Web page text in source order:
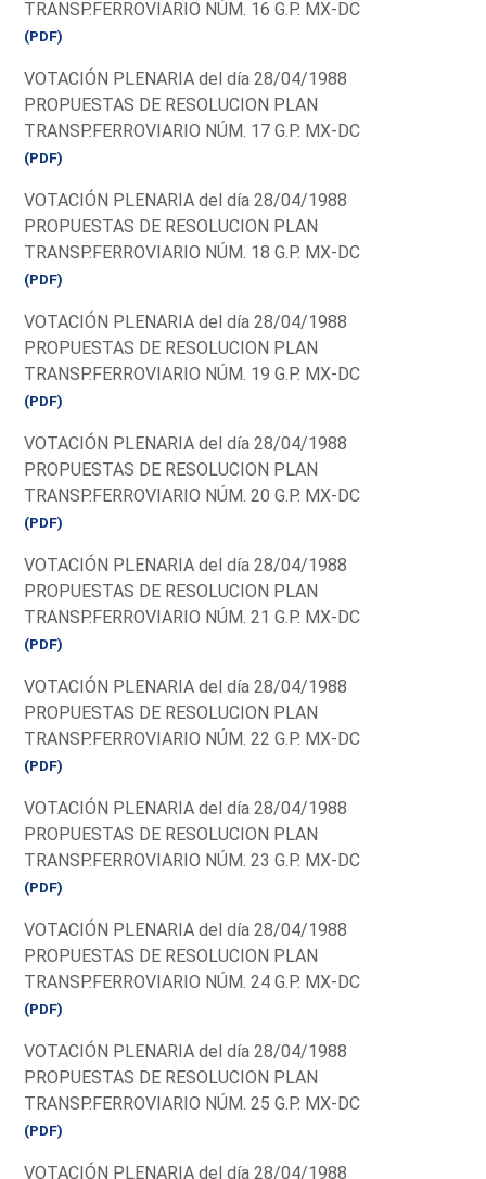
TRANSP.FERROVIARIO NÚM. 16 G.P. MX-DC
(PDF)
VOTACIÓN PLENARIA del día 28/04/1988
PROPUESTAS DE RESOLUCION PLAN
TRANSP.FERROVIARIO NÚM. 17 G.P. MX-DC
(PDF)
VOTACIÓN PLENARIA del día 28/04/1988
PROPUESTAS DE RESOLUCION PLAN
TRANSP.FERROVIARIO NÚM. 18 G.P. MX-DC
(PDF)
VOTACIÓN PLENARIA del día 28/04/1988
PROPUESTAS DE RESOLUCION PLAN
TRANSP.FERROVIARIO NÚM. 19 G.P. MX-DC
(PDF)
VOTACIÓN PLENARIA del día 28/04/1988
PROPUESTAS DE RESOLUCION PLAN
TRANSP.FERROVIARIO NÚM. 20 G.P. MX-DC
(PDF)
VOTACIÓN PLENARIA del día 28/04/1988
PROPUESTAS DE RESOLUCION PLAN
TRANSP.FERROVIARIO NÚM. 21 G.P. MX-DC
(PDF)
VOTACIÓN PLENARIA del día 28/04/1988
PROPUESTAS DE RESOLUCION PLAN
TRANSP.FERROVIARIO NÚM. 22 G.P. MX-DC
(PDF)
VOTACIÓN PLENARIA del día 28/04/1988
PROPUESTAS DE RESOLUCION PLAN
TRANSP.FERROVIARIO NÚM. 23 G.P. MX-DC
(PDF)
VOTACIÓN PLENARIA del día 28/04/1988
PROPUESTAS DE RESOLUCION PLAN
TRANSP.FERROVIARIO NÚM. 24 G.P. MX-DC
(PDF)
VOTACIÓN PLENARIA del día 28/04/1988
PROPUESTAS DE RESOLUCION PLAN
TRANSP.FERROVIARIO NÚM. 25 G.P. MX-DC
(PDF)
VOTACIÓN PLENARIA del día 28/04/1988